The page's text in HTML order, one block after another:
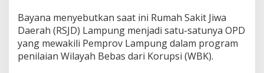
Bayana menyebutkan saat ini Rumah Sakit Jiwa
Daerah (RSJD) Lampung menjadi satu-satunya OPD
yang mewakili Pemprov Lampung dalam program
penilaian Wilayah Bebas dari Korupsi (WBK).